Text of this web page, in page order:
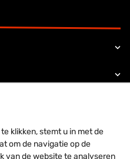
Instagram
Youtube channel
klikken, stemt u in met de
om de navigatie op de
van de website te analyseren